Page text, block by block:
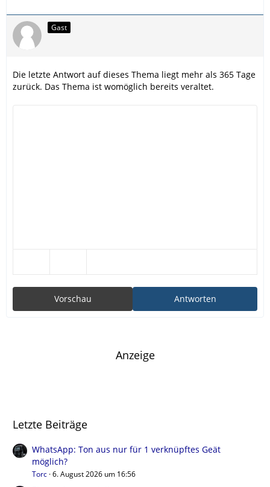
Gast
Die letzte Antwort auf dieses Thema liegt mehr als 365 Tage
zurück. Das Thema ist womöglich bereits veraltet.
Antworten
Vorschau
Anzeige
Letzte Beiträge
WhatsApp: Ton aus nur für 1 verknüpftes Geät
möglich?
Torc 6. August 2026 um 16:56